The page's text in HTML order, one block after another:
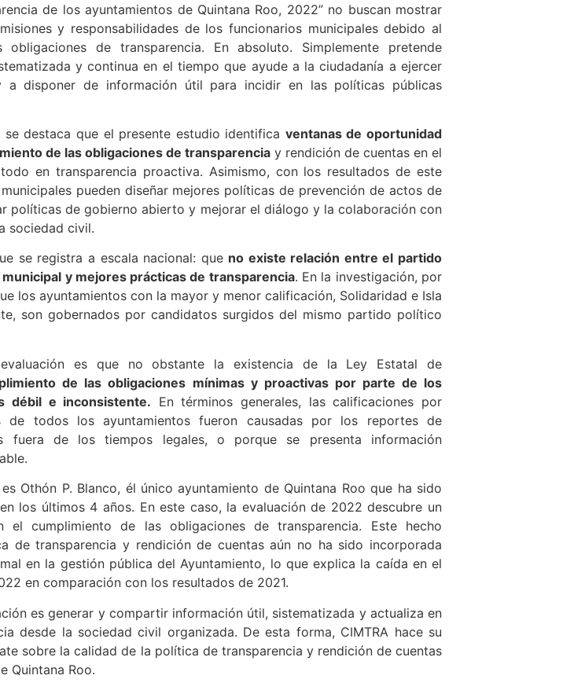
de los ayuntamientos de Quintana Roo, 2022” no buscan mostrar
y responsabilidades de los funcionarios municipales debido al
obligaciones de transparencia. En absoluto. Simplemente pretende
y continua en el tiempo que ayude a la ciudadanía a ejercer
a disponer de información útil para incidir en las políticas públicas
se destaca que el presente estudio identifica ventanas de oportunidad
de las obligaciones de transparencia y rendición de cuentas en el
en transparencia proactiva. Asimismo, con los resultados de este
pueden diseñar mejores políticas de prevención de actos de
políticas de gobierno abierto y mejorar el diálogo y la colaboración con
sociedad civil.
se registra a escala nacional: que no existe relación entre el partido
y mejores prácticas de transparencia. En la investigación, por
los ayuntamientos con la mayor y menor calificación, Solidaridad e Isla
son gobernados por candidatos surgidos del mismo partido político
es que no obstante la existencia de la Ley Estatal de
de las obligaciones mínimas y proactivas por parte de los
débil e inconsistente. En términos generales, las calificaciones por
todos los ayuntamientos fueron causadas por los reportes de
fuera de los tiempos legales, o porque se presenta información
Othón P. Blanco, él único ayuntamiento de Quintana Roo que ha sido
los últimos 4 años. En este caso, la evaluación de 2022 descubre un
el cumplimiento de las obligaciones de transparencia. Este hecho
de transparencia y rendición de cuentas aún no ha sido incorporada
en la gestión pública del Ayuntamiento, lo que explica la caída en el
en comparación con los resultados de 2021.
es generar y compartir información útil, sistematizada y actualiza en
desde la sociedad civil organizada. De esta forma, CIMTRA hace su
sobre la calidad de la política de transparencia y rendición de cuentas
Quintana Roo.